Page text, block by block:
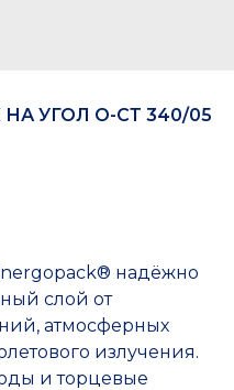
УГОЛ О-СТ 340/05
надёжно
слой от
атмосферных
излучения.
и торцевые